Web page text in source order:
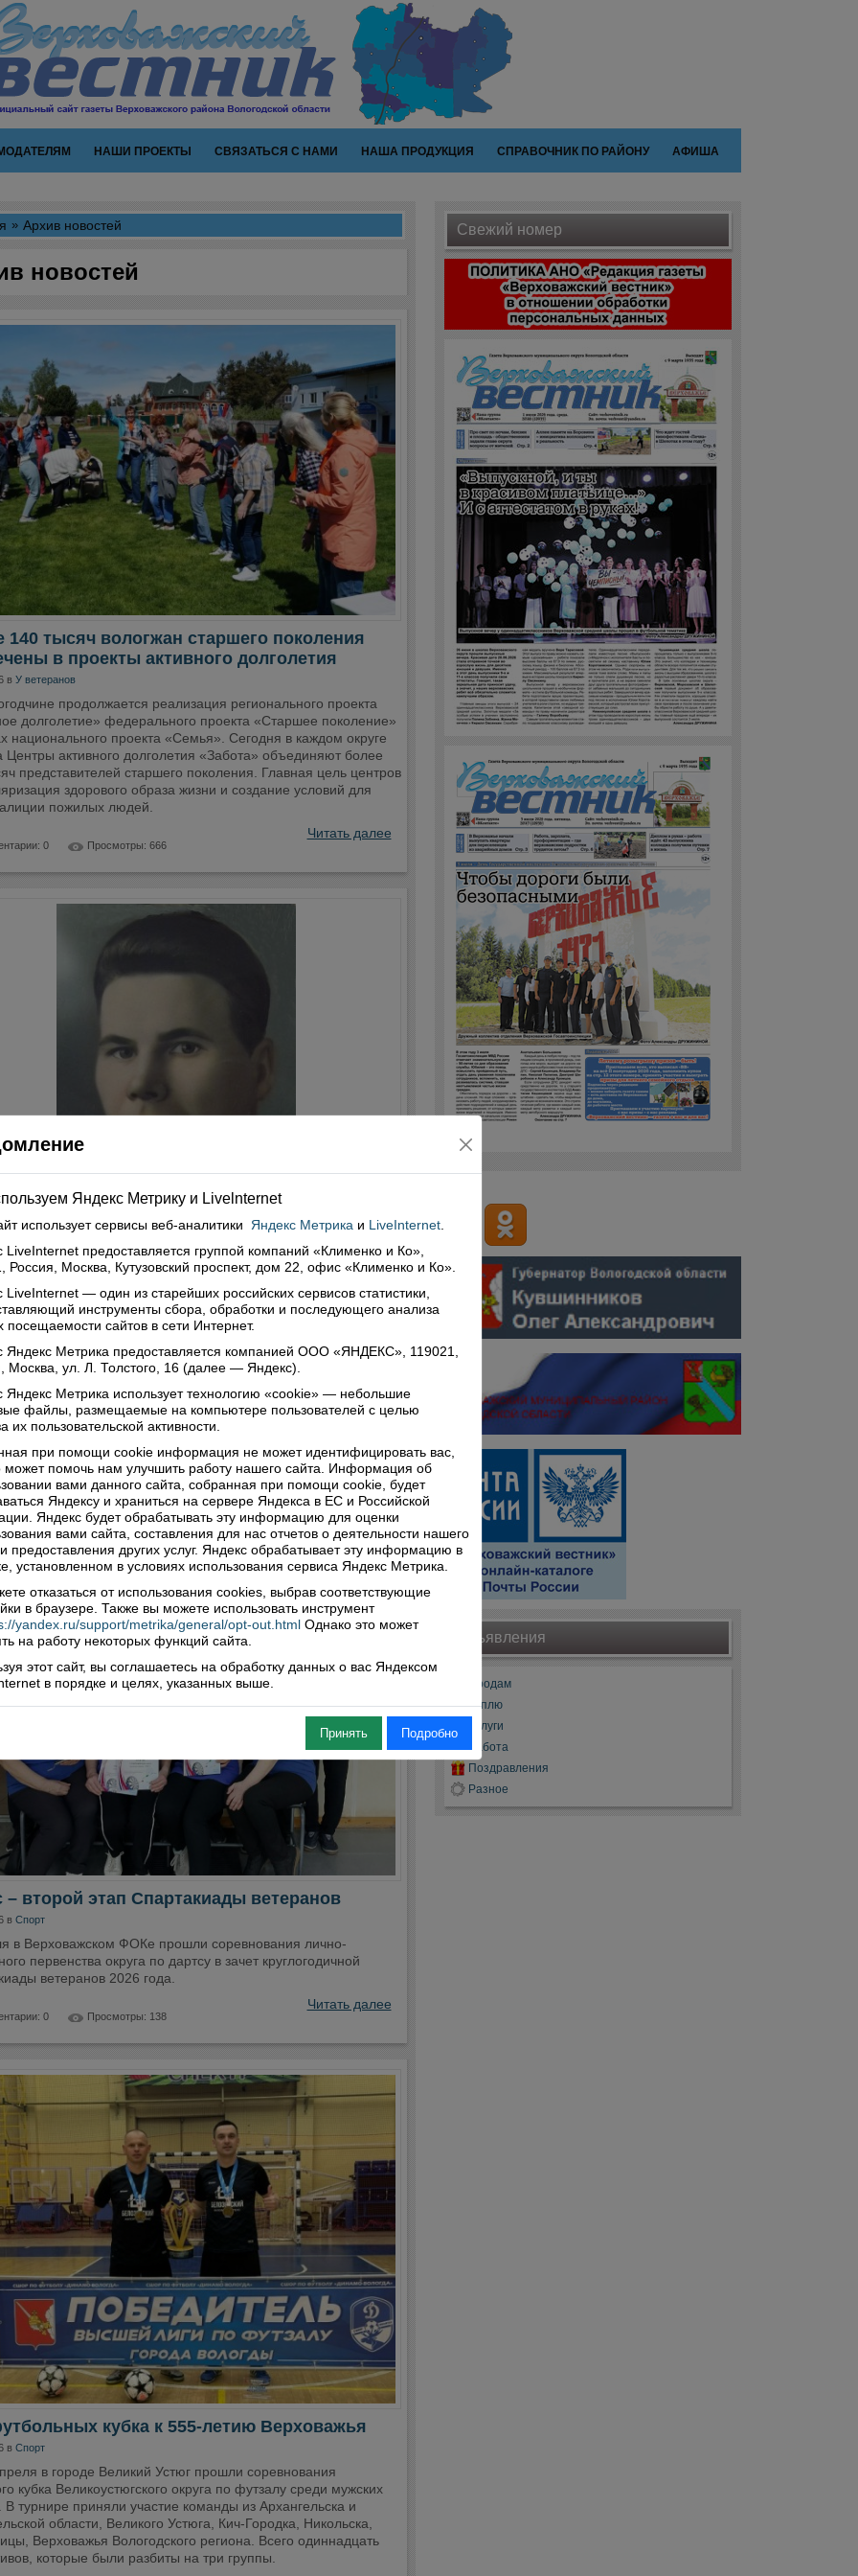
НАШИ ПРОЕКТЫ СВЯЗАТЬСЯ С НАМИ НАША ПРОДУКЦИЯ СПРАВОЧНИК ПО РАЙОНУ АФИША
Архив новостей
новостей
140 тысяч вологжан старшего поколения
в проекты активного долголетия
в У ветеранов
продолжается реализация регионального проекта
долголетие» федерального проекта «Старшее поколение»
национального проекта «Семья». Сегодня в каждом округе
Центры активного долголетия «Забота» объединяют более
представителей старшего поколения. Главная цель центров
здорового образа жизни и создание условий для
пожилых людей.
Читать далее
0 Просмотры: 666
Рассказ об отце
вНаша история
не имеет медали «Золотая звезда» Героя Советского Союза,
не украшают многочисленные ордена и медали. И тем не
мой герой, один из многих миллионов, вставших плечом к
войны, кто в тяжелейшее для страны время, не жалея сил
жизни, с первых дней войны встал в строй защитников
Этот рассказ о моем отце, инвалиде второй группы,
Сталинградской битвы Коротаевском Василии Ивановиче.
Читать далее
0 Просмотры: 134
– второй этап Спартакиады ветеранов
в Спорт
в Верховажском ФОКе прошли соревнования лично-
первенства округа по дартсу в зачет круглогодичной
ветеранов 2026 года.
Читать далее
0 Просмотры: 138
кубка к 555-летию Верховажья
в Спорт
в городе Великий Устюг прошли соревнования
кубка Великоустюгского округа по футзалу среди мужских
В турнире приняли участие команды из Архангельска и
области, Великого Устюга, Кич-Городка, Никольска,
Верховажья Вологодского региона. Всего одиннадцать
которые были разбиты на три группы.
Свежий номер
Объявления
Продам
Куплю
Услуги
Работа
Поздравления
Разное
Яндекс Метрику и Livelnternet
использует сервисы веб-аналитики Яндекс Метрика и LiveInternet
LiveInternet предоставляется группой компаний «Клименко и Ко»,
Россия, Москва, Кутузовский проспект, дом 22, офис «Клименко и Ко».
LiveInternet — один из старейших российских сервисов статистики,
инструменты сбора, обработки и последующего анализа
посещаемости сайтов в сети Интернет.
Яндекс Метрика предоставляется компанией ООО «ЯНДЕКС», 119021,
Москва, ул. Л. Толстого, 16 (далее — Яндекс).
Яндекс Метрика использует технологию «cookie» — небольшие
файлы, размещаемые на компьютере пользователей с целью
их пользовательской активности.
при помощи cookie информация не может идентифицировать вас,
может помочь нам улучшить работу нашего сайта. Информация об
вами данного сайта, собранная при помощи cookie, будет
Яндексу и храниться на сервере Яндекса в ЕС и Российской
Яндекс будет обрабатывать эту информацию для оценки
вами сайта, составления для нас отчетов о деятельности нашего
предоставления других услуг. Яндекс обрабатывает эту информацию в
установленном в условиях использования сервиса Яндекс Метрика.
отказаться от использования cookies, выбрав соответствующие
в браузере. Также вы можете использовать инструмент
yandex.ru/support/metrika/general/opt-out.html Однако это может
на работу некоторых функций сайта.
этот сайт, вы соглашаетесь на обработку данных о вас Яндексом
в порядке и целях, указанных выше.
Принять Подробно